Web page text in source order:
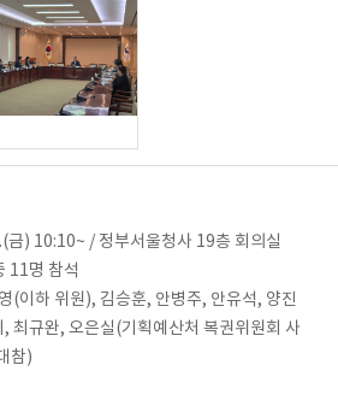
금) 10:10~ / 정부서울청사 19층 회의실
11명 참석
이하 위원), 김승훈, 안병주, 안유석, 양진
최규완, 오은실(기획예산처 복권위원회 사
참)